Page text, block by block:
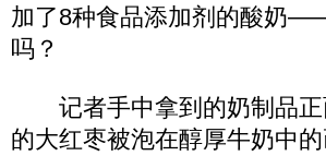
加了8种食品添加剂的酸奶
吗？
记者手中拿到的奶制品正
的大红枣被泡在醇厚牛奶中